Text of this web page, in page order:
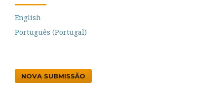
English
Português (Portugal)
NOVA SUBMISSÃO